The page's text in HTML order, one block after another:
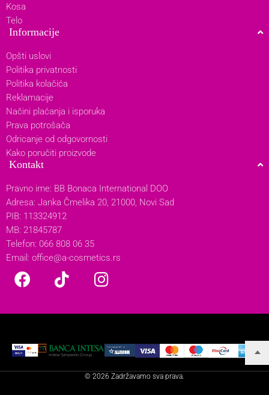
Kosa
Telo
Informacije
Opšti uslovi
Politika privatnosti
Politika kolačića
Reklamacije
Načini plaćanja i isporuka
Prava potrošača
Odricanje od odgovornosti
Kako poručiti proizvode
Kontakt
Pravno ime: BB Bonaca International DOO
Adresa: Janka Čmelika 20, 21000, Novi Sad
PIB: 113324912
MB: 21845787
Telefon: 066 808 06 35
Email: office@a-cosmetics.rs
© 2026 Zadržavamo sva prava.